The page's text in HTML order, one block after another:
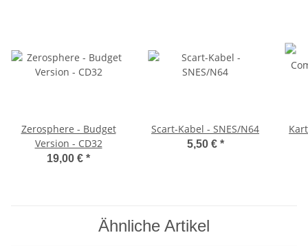
Zerosphere - Budget
Version - CD32
19,00 € *
Scart-Kabel - SNES/N64
5,50 € *
Ähnliche Artikel